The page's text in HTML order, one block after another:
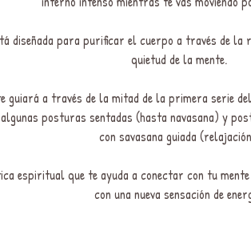
diseñada para purificar el cuerpo a través de
quietud de la mente.
guiará a través de la mitad de la primera serie
posturas sentadas (hasta navasana) y
con savasana guiada
espiritual que te ayuda a conectar con tu
con una nueva sensación de